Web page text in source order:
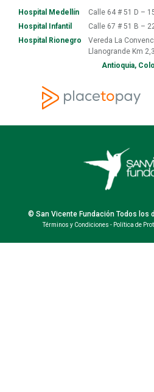
Hospital Medellín
Calle 64 # 51 D –
Hospital Infantil
Calle 67 # 51 B –
Hospital Rionegro
Vereda La
Llanogrande Km 2,3
Antioquia,
© San Vicente Fundación Todos los
Términos y Condiciones - Política de